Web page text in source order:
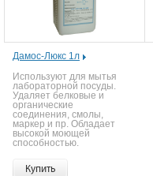
Дамос-Люкс 1л
Используют для мытья
лабораторной посуды.
Удаляет белковые и
органические
соединения, смолы,
маркер и пр. Обладает
высокой моющей
способностью.
Купить